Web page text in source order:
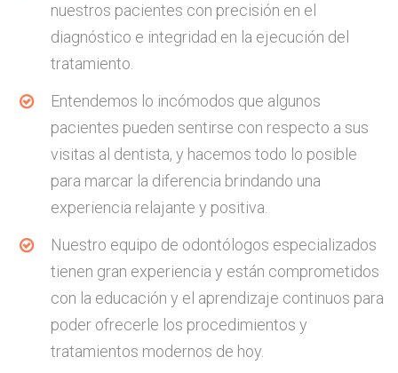
nuestros pacientes con precisión en el
diagnóstico e integridad en la ejecución del
tratamiento.
Entendemos lo incómodos que algunos
pacientes pueden sentirse con respecto a sus
visitas al dentista, y hacemos todo lo posible
para marcar la diferencia brindando una
experiencia relajante y positiva.
Nuestro equipo de odontólogos especializados
tienen gran experiencia y están comprometidos
con la educación y el aprendizaje continuos para
poder ofrecerle los procedimientos y
tratamientos modernos de hoy.